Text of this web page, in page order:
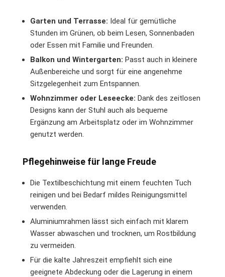
Garten und Terrasse: Ideal für gemütliche
Stunden im Grünen, ob beim Lesen, Sonnenbaden
oder Essen mit Familie und Freunden.
Balkon und Wintergarten: Passt auch in kleinere
Außenbereiche und sorgt für eine angenehme
Sitzgelegenheit zum Entspannen.
Wohnzimmer oder Leseecke: Dank des zeitlosen
Designs kann der Stuhl auch als bequeme
Ergänzung am Arbeitsplatz oder im Wohnzimmer
genutzt werden.
Pflegehinweise für lange Freude
Die Textilbeschichtung mit einem feuchten Tuch
reinigen und bei Bedarf mildes Reinigungsmittel
verwenden.
Aluminiumrahmen lässt sich einfach mit klarem
Wasser abwaschen und trocknen, um Rostbildung
zu vermeiden.
Für die kalte Jahreszeit empfiehlt sich eine
geeignete Abdeckung oder die Lagerung in einem